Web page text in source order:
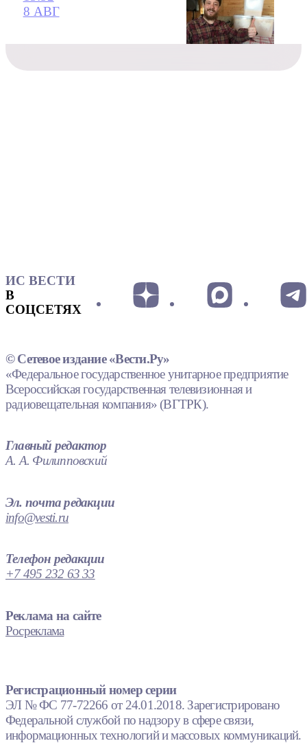
8 АВГ
ИС ВЕСТИ
В
СОЦСЕТЯХ
© Сетевое издание «Вести.Ру»
«Федеральное государственное унитарное предприятие
Всероссийская государственная телевизионная и
радиовещательная компания» (ВГТРК).
Главный редактор
А. А. Филипповский
Эл. почта редакции
info@vesti.ru
Телефон редакции
+7 495 232 63 33
Реклама на сайте
Росреклама
Регистрационный номер серии
ЭЛ № ФС 77-72266 от 24.01.2018. Зарегистрировано
Федеральной службой по надзору в сфере связи,
информационных технологий и массовых коммуникаций.